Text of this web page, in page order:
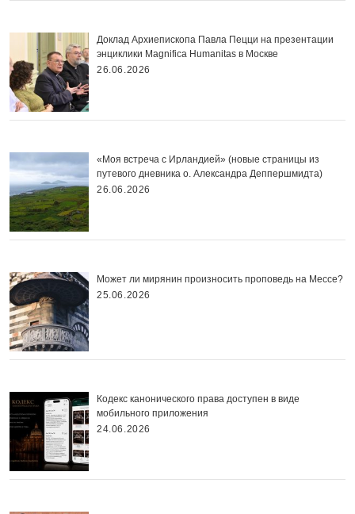
Доклад Архиепископа Павла Пецци на презентации
энциклики Magnifica Нumanitas в Москве
26.06.2026
«Моя встреча с Ирландией» (новые страницы из
путевого дневника о. Александра Деппершмидта)
26.06.2026
Может ли мирянин произносить проповедь на Мессе?
25.06.2026
Кодекс канонического права доступен в виде
мобильного приложения
24.06.2026